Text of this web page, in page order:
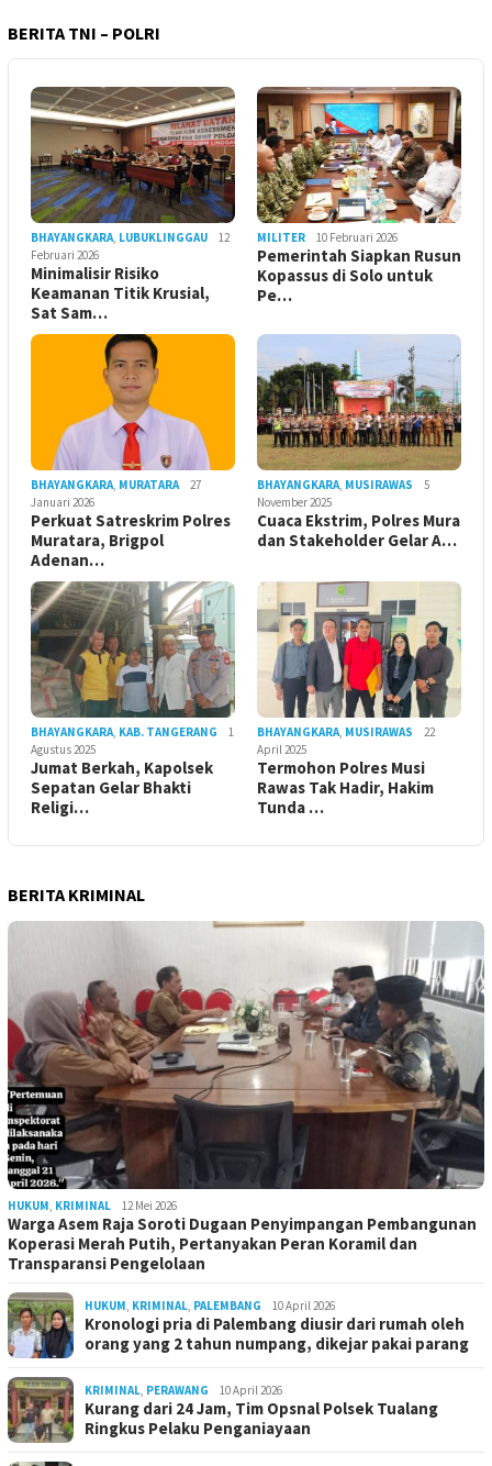
BERITA TNI – POLRI
BHAYANGKARA, LUBUKLINGGAU
12
Februari 2026
Minimalisir Risiko
Keamanan Titik Krusial,
Sat Sam…
MILITER 10 Februari 2026
Pemerintah Siapkan Rusun
Kopassus di Solo untuk
Pe…
BHAYANGKARA, MURATARA
27
Januari 2026
Perkuat Satreskrim Polres
Muratara, Brigpol
Adenan…
BHAYANGKARA, MUSIRAWAS
5
November 2025
Cuaca Ekstrim, Polres Mura
dan Stakeholder Gelar A…
BHAYANGKARA, KAB. TANGERANG
1
Agustus 2025
Jumat Berkah, Kapolsek
Sepatan Gelar Bhakti
Religi…
BHAYANGKARA, MUSIRAWAS
22
April 2025
Termohon Polres Musi
Rawas Tak Hadir, Hakim
Tunda …
BERITA KRIMINAL
HUKUM, KRIMINAL 12 Mei 2026
Warga Asem Raja Soroti Dugaan Penyimpangan Pembangunan
Koperasi Merah Putih, Pertanyakan Peran Koramil dan
Transparansi Pengelolaan
HUKUM, KRIMINAL, PALEMBANG 10 April 2026
Kronologi pria di Palembang diusir dari rumah oleh
orang yang 2 tahun numpang, dikejar pakai parang
KRIMINAL, PERAWANG 10 April 2026
Kurang dari 24 Jam, Tim Opsnal Polsek Tualang
Ringkus Pelaku Penganiayaan